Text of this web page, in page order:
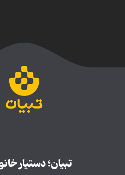
تبیان؛ دستیار